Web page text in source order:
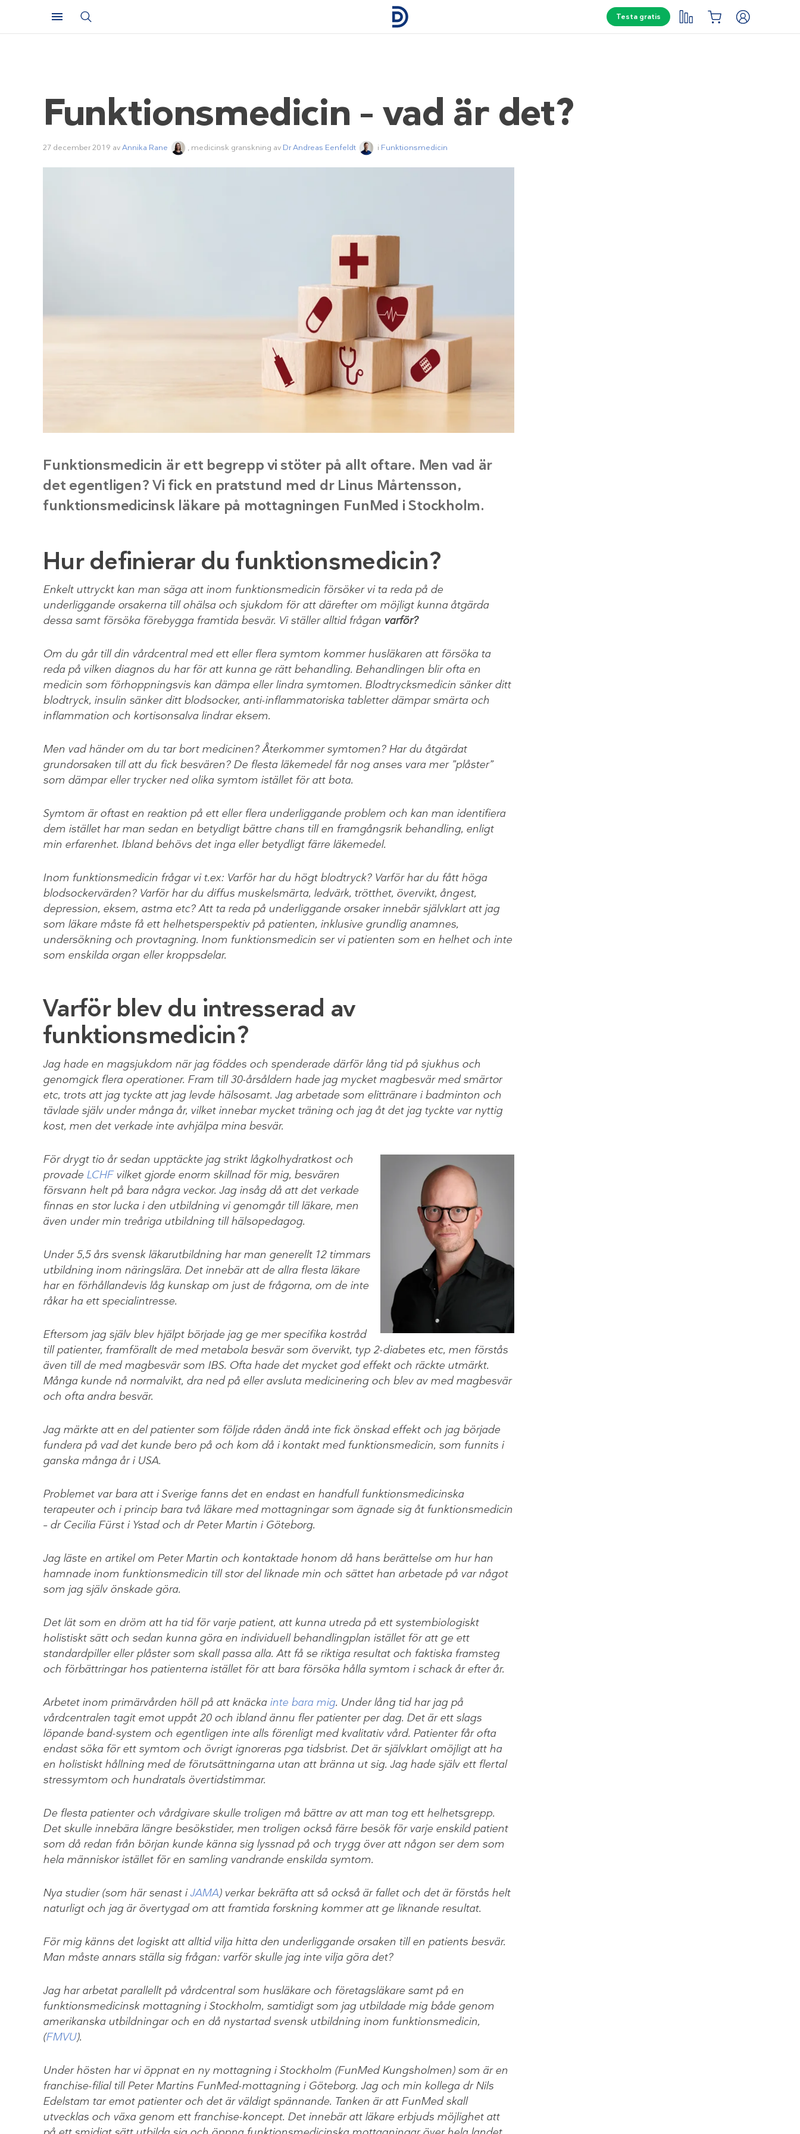
Testa gratis
Funktionsmedicin – vad är det?
27 december 2019 avAnnika Rane , medicinsk granskning av Dr Andreas Eenfeldt i Funktionsmedicin
Funktionsmedicin är ett begrepp vi stöter på allt oftare. Men vad är
det egentligen? Vi fick en pratstund med dr Linus Mårtensson,
funktionsmedicinsk läkare på mottagningen FunMed i Stockholm.
Hur definierar du funktionsmedicin?
Enkelt uttryckt kan man säga att inom funktionsmedicin försöker vi ta reda på de
underliggande orsakerna till ohälsa och sjukdom för att därefter om möjligt kunna åtgärda
dessa samt försöka förebygga framtida besvär. Vi ställer alltid frågan varför?
Om du går till din vårdcentral med ett eller flera symtom kommer husläkaren att försöka ta
reda på vilken diagnos du har för att kunna ge rätt behandling. Behandlingen blir ofta en
medicin som förhoppningsvis kan dämpa eller lindra symtomen. Blodtrycksmedicin sänker ditt
blodtryck, insulin sänker ditt blodsocker, anti-inflammatoriska tabletter dämpar smärta och
inflammation och kortisonsalva lindrar eksem.
Men vad händer om du tar bort medicinen? Återkommer symtomen? Har du åtgärdat
grundorsaken till att du fick besvären? De flesta läkemedel får nog anses vara mer ”plåster”
som dämpar eller trycker ned olika symtom istället för att bota.
Symtom är oftast en reaktion på ett eller flera underliggande problem och kan man identifiera
dem istället har man sedan en betydligt bättre chans till en framgångsrik behandling, enligt
min erfarenhet. Ibland behövs det inga eller betydligt färre läkemedel.
Inom funktionsmedicin frågar vi t.ex: Varför har du högt blodtryck? Varför har du fått höga
blodsockervärden? Varför har du diffus muskelsmärta, ledvärk, trötthet, övervikt, ångest,
depression, eksem, astma etc? Att ta reda på underliggande orsaker innebär självklart att jag
som läkare måste få ett helhetsperspektiv på patienten, inklusive grundlig anamnes,
undersökning och provtagning. Inom funktionsmedicin ser vi patienten som en helhet och inte
som enskilda organ eller kroppsdelar.
Varför blev du intresserad av
funktionsmedicin?
Jag hade en magsjukdom när jag föddes och spenderade därför lång tid på sjukhus och
genomgick flera operationer. Fram till 30-årsåldern hade jag mycket magbesvär med smärtor
etc, trots att jag tyckte att jag levde hälsosamt. Jag arbetade som elittränare i badminton och
tävlade själv under många år, vilket innebar mycket träning och jag åt det jag tyckte var nyttig
kost, men det verkade inte avhjälpa mina besvär.
För drygt tio år sedan upptäckte jag strikt lågkolhydratkost och
provade LCHFvilket gjorde enorm skillnad för mig, besvären
försvann helt på bara några veckor. Jag insåg då att det verkade
finnas en stor lucka i den utbildning vi genomgår till läkare, men
även under min treåriga utbildning till hälsopedagog.
Under 5,5 års svensk läkarutbildning har man generellt 12 timmars
utbildning inom näringslära. Det innebär att de allra flesta läkare
har en förhållandevis låg kunskap om just de frågorna, om de inte
råkar ha ett specialintresse.
Eftersom jag själv blev hjälpt började jag ge mer specifika kostråd
till patienter, framförallt de med metabola besvär som övervikt, typ 2-diabetes etc, men förstås
även till de med magbesvär som IBS. Ofta hade det mycket god effekt och räckte utmärkt.
Många kunde nå normalvikt, dra ned på eller avsluta medicinering och blev av med magbesvär
och ofta andra besvär.
Jag märkte att en del patienter som följde råden ändå inte fick önskad effekt och jag började
fundera på vad det kunde bero på och kom då i kontakt med funktionsmedicin, som funnits i
ganska många år i USA.
Problemet var bara att i Sverige fanns det en endast en handfull funktionsmedicinska
terapeuter och i princip bara två läkare med mottagningar som ägnade sig åt funktionsmedicin
– dr Cecilia Fürst i Ystad och dr Peter Martin i Göteborg.
Jag läste en artikel om Peter Martin och kontaktade honom då hans berättelse om hur han
hamnade inom funktionsmedicin till stor del liknade min och sättet han arbetade på var något
som jag själv önskade göra.
Det lät som en dröm att ha tid för varje patient, att kunna utreda på ett systembiologiskt
holistiskt sätt och sedan kunna göra en individuell behandlingplan istället för att ge ett
standardpiller eller plåster som skall passa alla. Att få se riktiga resultat och faktiska framsteg
och förbättringar hos patienterna istället för att bara försöka hålla symtom i schack år efter år.
Arbetet inom primärvården höll på att knäcka inte bara mig. Under lång tid har jag på
vårdcentralen tagit emot uppåt 20 och ibland ännu fler patienter per dag. Det är ett slags
löpande band-system och egentligen inte alls förenligt med kvalitativ vård. Patienter får ofta
endast söka för ett symtom och övrigt ignoreras pga tidsbrist. Det är självklart omöjligt att ha
en holistiskt hållning med de förutsättningarna utan att bränna ut sig. Jag hade själv ett flertal
stressymtom och hundratals övertidstimmar.
De flesta patienter och vårdgivare skulle troligen må bättre av att man tog ett helhetsgrepp.
Det skulle innebära längre besökstider, men troligen också färre besök för varje enskild patient
som då redan från början kunde känna sig lyssnad på och trygg över att någon ser dem som
hela människor istället för en samling vandrande enskilda symtom.
Nya studier (som här senast iJAMA) verkar bekräfta att så också är fallet och det är förstås helt
naturligt och jag är övertygad om att framtida forskning kommer att ge liknande resultat.
För mig känns det logiskt att alltid vilja hitta den underliggande orsaken till en patients besvär.
Man måste annars ställa sig frågan: varför skulle jag inte vilja göra det?
Jag har arbetat parallellt på vårdcentral som husläkare och företagsläkare samt på en
funktionsmedicinsk mottagning i Stockholm, samtidigt som jag utbildade mig både genom
amerikanska utbildningar och en då nystartad svensk utbildning inom funktionsmedicin,
(FMVU).
Under hösten har vi öppnat en ny mottagning i Stockholm (FunMed Kungsholmen) som är en
franchise-filial till Peter Martins FunMed-mottagning i Göteborg. Jag och min kollega dr Nils
Edelstam tar emot patienter och det är väldigt spännande. Tanken är att FunMed skall
utvecklas och växa genom ett franchise-koncept. Det innebär att läkare erbjuds möjlighet att